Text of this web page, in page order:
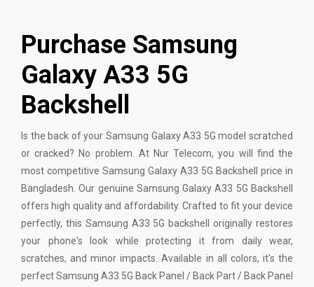
Purchase Samsung
Galaxy A33 5G
Backshell
Is the back of your Samsung Galaxy A33 5G model scratched
or cracked? No problem. At Nur Telecom, you will find the
most competitive Samsung Galaxy A33 5G Backshell price in
Bangladesh. Our genuine Samsung Galaxy A33 5G Backshell
offers high quality and affordability. Crafted to fit your device
perfectly, this Samsung A33 5G backshell originally restores
your phone's look while protecting it from daily wear,
scratches, and minor impacts. Available in all colors, it's the
perfect Samsung A33 5G Back Panel / Back Part / Back Panel